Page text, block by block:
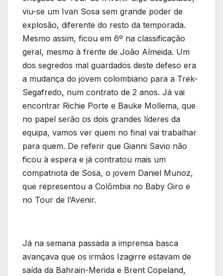
viu-se um Ivan Sosa sem grande poder de
explosão, diferente do resto da temporada.
Mesmo assim, ficou em 6º na classificação
geral, mesmo à frente de João Almeida. Um
dos segredos mal guardados deste defeso era
a mudança do jovem colombiano para a Trek-
Segafredo, num contrato de 2 anos. Já vai
encontrar Richie Porte e Bauke Mollema, que
no papel serão os dois grandes líderes da
equipa, vamos ver quem no final vai trabalhar
para quem. De referir que Gianni Savio não
ficou à espera e já contratou mais um
compatriota de Sosa, o jovem Daniel Munoz,
que representou a Colômbia no Baby Giro e
no Tour de l’Avenir.
Já na semana passada a imprensa basca
avançava que os irmãos Izagirre estavam de
saída da Bahrain-Merida e Brent Copeland,